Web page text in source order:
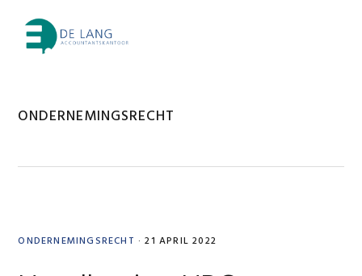
primary
primary
footer
ONDERNEMINGSRECHT
ONDERNEMINGSRECHT · 21 APRIL 2022